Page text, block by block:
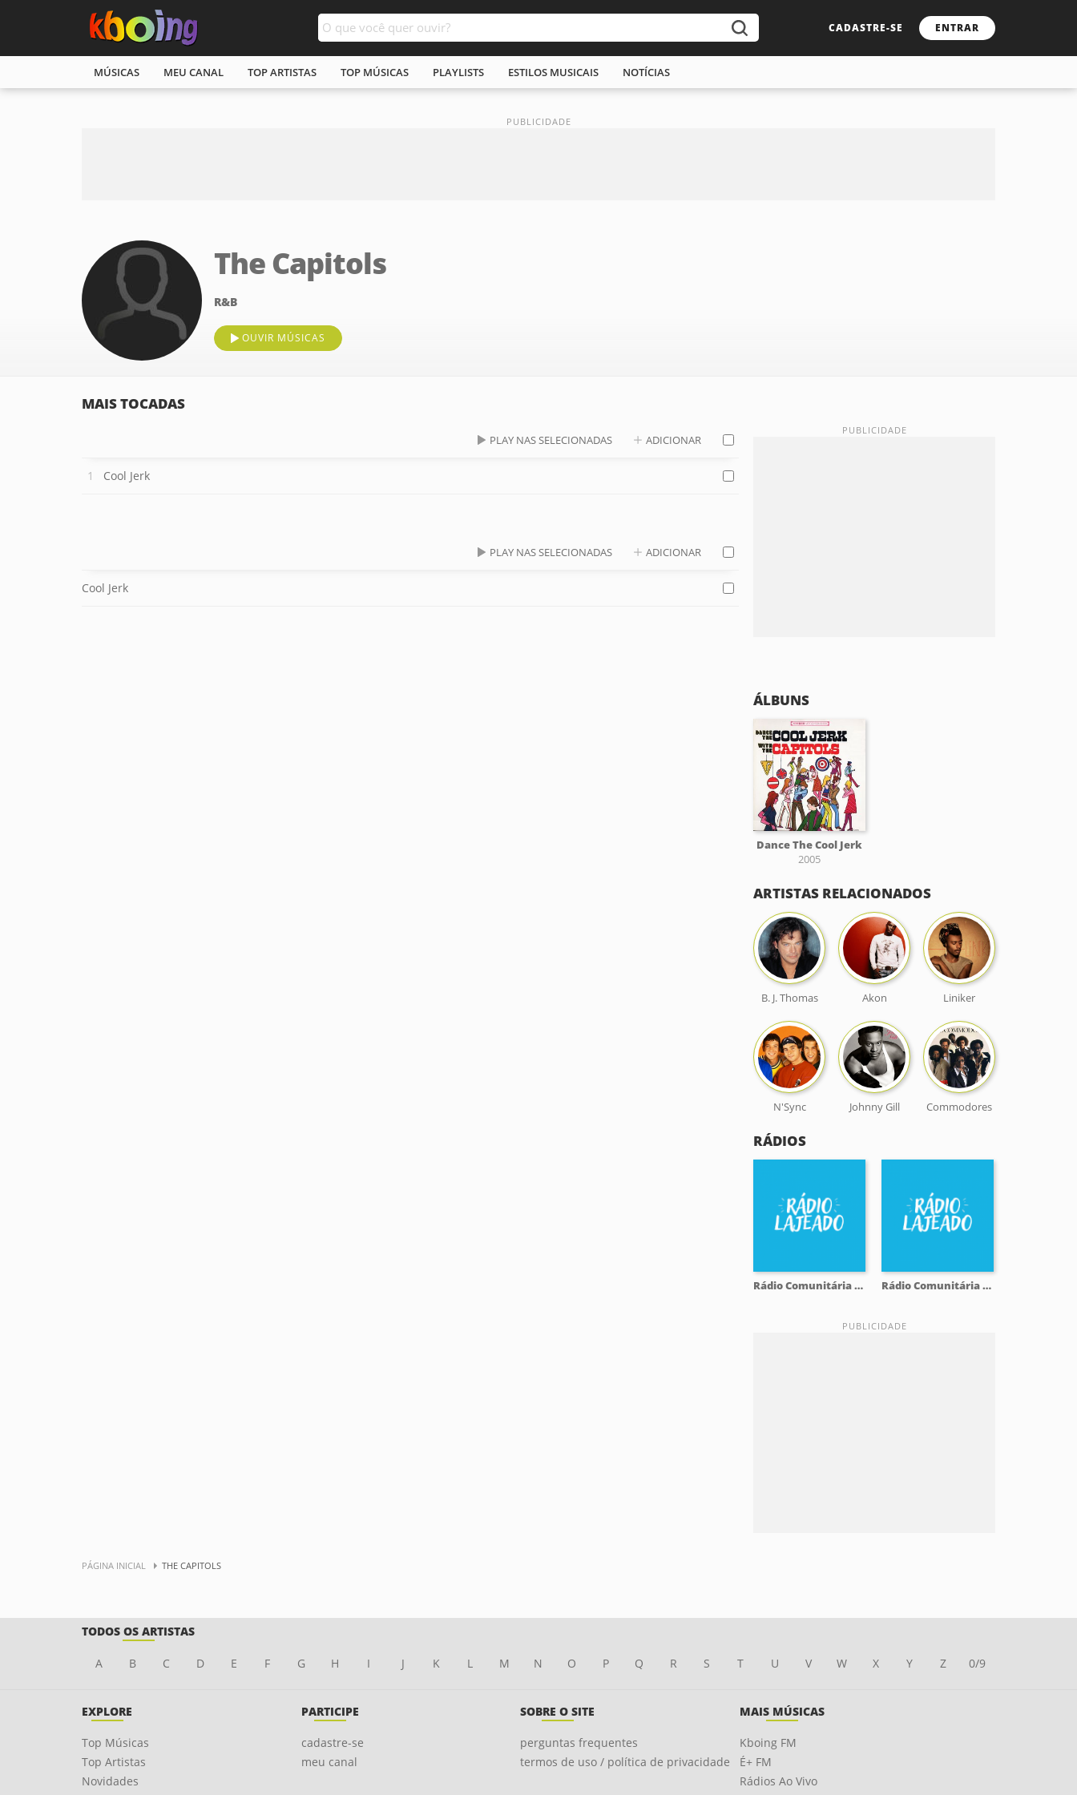
CADASTRE-SE ENTRAR
MÚSICAS MEU CANAL TOP ARTISTAS TOP MÚSICAS PLAYLISTS ESTILOS MUSICAIS NOTÍCIAS
The Capitols
R&B
OUVIR MÚSICAS
MAIS TOCADAS
PLAY NAS SELECIONADAS ADICIONAR
Cool Jerk
PLAY NAS SELECIONADAS ADICIONAR
Cool Jerk
ÁLBUNS
Dance The Cool Jerk
2005
ARTISTAS RELACIONADOS
B. J. Thomas Akon Liniker
N'Sync Johnny Gill Commodores
RÁDIOS
Rádio Comunitária Lajeado FM 98.1 Rádio Comunitária Lajeado FM 98.1
PÁGINA INICIAL THE CAPITOLS
TODOS OS ARTISTAS
A B C D E F G H I J K L M N O P Q R S T U V W X Y Z 0/9
EXPLORE
Top Músicas
Top Artistas
Novidades
PARTICIPE
cadastre-se
meu canal
SOBRE O SITE
perguntas frequentes
termos de uso / política de privacidade
MAIS MÚSICAS
Kboing FM
É+ FM
Rádios Ao Vivo